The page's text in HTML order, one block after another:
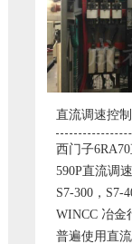
直流调速控制系
西门子6RA70直
590P直流调速
S7-300，S7-
WINCC 冶金行
普遍使用直流驱